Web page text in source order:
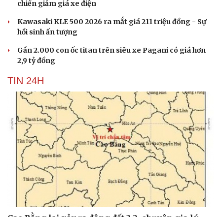
chiến giảm giá xe điện
Kawasaki KLE 500 2026 ra mắt giá 211 triệu đồng - Sự
hồi sinh ấn tượng
Gần 2.000 con ốc titan trên siêu xe Pagani có giá hơn
2,9 tỷ đồng
TIN 24H